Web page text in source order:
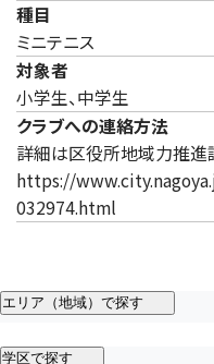
種目
ミニテニス
対象者
小学生、中学生
クラブへの連絡方法
詳細は区役所地域力推進
https://
032974.html
エリア（地域）で探す
学区で探す